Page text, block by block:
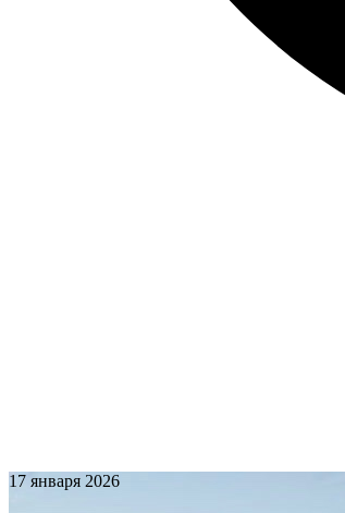
17 января 2026